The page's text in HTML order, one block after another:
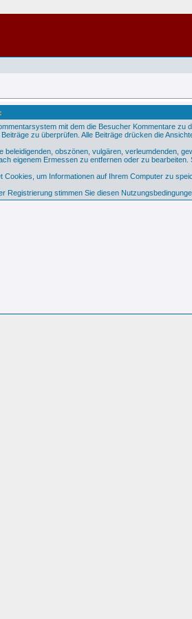
mit dem die Besucher Kommentare
zu überprüfen. Alle Beiträge drücken die
beleidigenden, obszönen, vulgären, verleumdenden,
eigenem Ermessen zu entfernen oder zu
Cookies, um Informationen auf Ihrem Computer zu
Registrierung stimmen Sie diesen